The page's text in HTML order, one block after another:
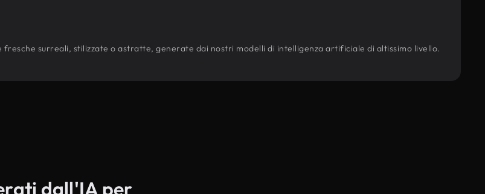
surreali, stilizzate o astratte, generate dai nostri modelli di intelligenza artificiale di altissimo livello.
dall'IA per